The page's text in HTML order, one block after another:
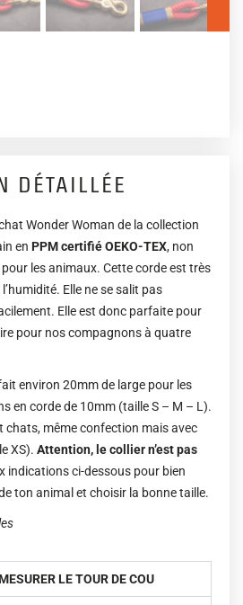
DÉTAILLÉE
Wonder Woman de la collection
en PPM certifié OEKO-TEX, non
les animaux. Cette corde est très
Elle ne se salit pas
Elle est donc parfaite pour
pour nos compagnons à quatre
environ 20mm de large pour les
en corde de 10mm (taille S – M – L).
chats, même confection mais avec
XS). Attention, le collier n’est pas
indications ci-dessous pour bien
ton animal et choisir la bonne taille.
LE TOUR DE COU